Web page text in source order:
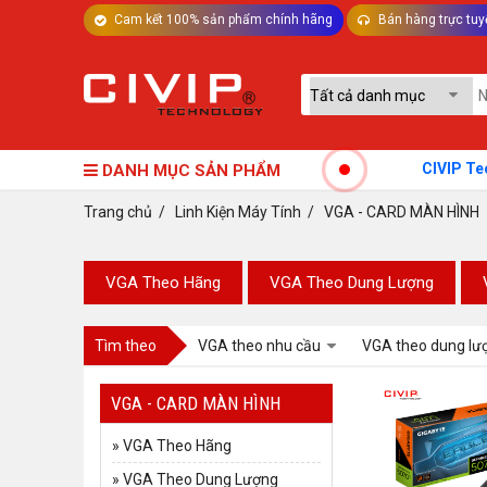
Cam kết 100% sản phẩm chính hãng Bán hàng trực
DANH MỤC SẢN PHẨM CIVIP
Trang chủ / Linh Kiện Máy Tính / VGA - CARD MÀN HÌNH
VGA Theo Hãng VGA Theo Dung Lượng
Tìm theo VGA theo nhu cầu VGA theo dung
VGA - CARD MÀN HÌNH
» VGA Theo Hãng
» VGA Theo Dung Lượng